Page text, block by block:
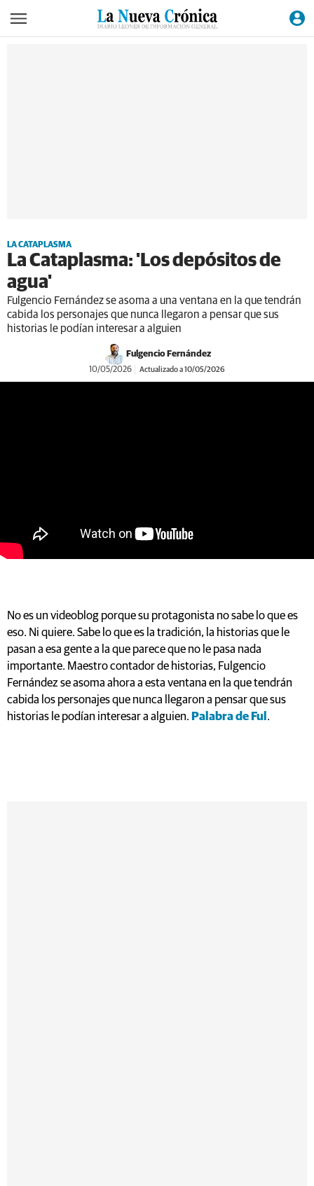
LA CATAPLASMA
La Cataplasma: 'Los depósitos de
agua'
Fulgencio Fernández se asoma a una ventana en la que tendrán
cabida los personajes que nunca llegaron a pensar que sus
historias le podían interesar a alguien
Fulgencio Fernández
10/05/2026 Actualizado a 10/05/2026
No es un videoblog porque su protagonista no sabe lo que es
eso. Ni quiere. Sabe lo que es la tradición, la historias que le
pasan a esa gente a la que parece que no le pasa nada
importante. Maestro contador de historias, Fulgencio
Fernández se asoma ahora a esta ventana en la que tendrán
cabida los personajes que nunca llegaron a pensar que sus
historias le podían interesar a alguien. Palabra de Ful .